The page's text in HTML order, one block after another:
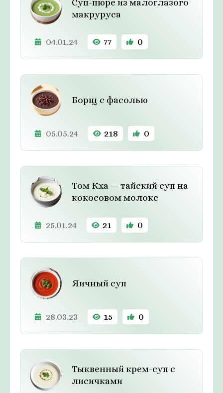
Суп-пюре из малоглазого
макруруса
04.01.24 77 0
Борщ с фасолью
05.05.24 218 0
Том Кха — тайский суп на
кокосовом молоке
25.01.24 21 0
Яичный суп
28.03.23 15 0
Тыквенный крем-суп с
лисичками